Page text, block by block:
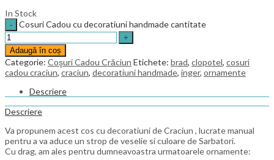
In Stock
Cosuri Cadou cu decoratiuni handmade cantitate
Adaugă în coș
Categorie: Coşuri Cadou Crăciun Etichete: brad, clopotel, cosuri
cadou craciun, craciun, decoratiuni handmade, inger, ornamente
Descriere
Descriere
Va propunem acest cos cu decoratiuni de Craciun , lucrate manual
pentru a va aduce un strop de veselie si culoare de Sarbatori.
Cu drag, am ales pentru dumneavoastra urmatoarele ornamente: